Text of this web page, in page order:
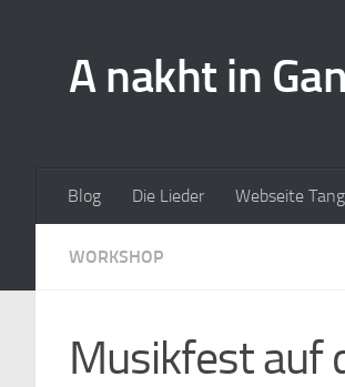
A nakht in
Blog Die Lieder Webseite
WORKSHOP
Musikfest auf